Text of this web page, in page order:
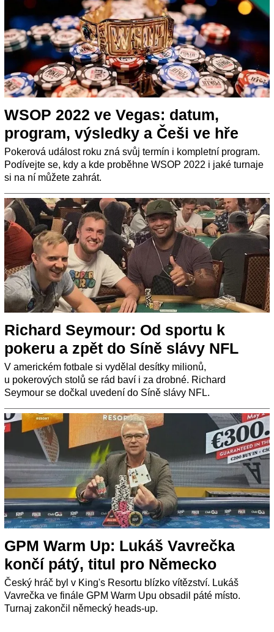
WSOP 2022 ve Vegas: datum,
program, výsledky a Češi ve hře
Pokerová událost roku zná svůj termín i kompletní program.
Podívejte se, kdy a kde proběhne WSOP 2022 i jaké turnaje
si na ní můžete zahrát.
Richard Seymour: Od sportu k
pokeru a zpět do Síně slávy NFL
V americkém fotbale si vydělal desítky milionů,
u pokerových stolů se rád baví i za drobné. Richard
Seymour se dočkal uvedení do Síně slávy NFL.
GPM Warm Up: Lukáš Vavrečka
končí pátý, titul pro Německo
Český hráč byl v King's Resortu blízko vítězství. Lukáš
Vavrečka ve finále GPM Warm Upu obsadil páté místo.
Turnaj zakončil německý heads-up.